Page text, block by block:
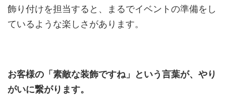
飾り付けを担当すると、まるでイベントの準備をし
ているような楽しさがあります。
お客様の「素敵な装飾ですね」という言葉が、やり
がいに繋がります。